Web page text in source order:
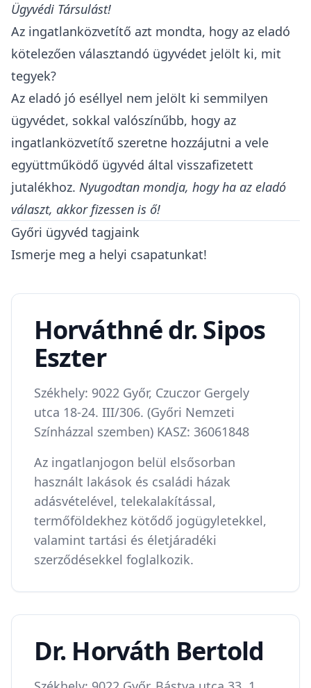
Ügyvédi Társulást!
Az ingatlanközvetítő azt mondta, hogy az eladó
kötelezően választandó ügyvédet jelölt ki, mit
tegyek?
Az eladó jó eséllyel nem jelölt ki semmilyen
ügyvédet, sokkal valószínűbb, hogy az
ingatlanközvetítő szeretne hozzájutni a vele
együttműködő ügyvéd által visszafizetett
jutalékhoz. Nyugodtan mondja, hogy ha az eladó
választ, akkor fizessen is ő!
Győri ügyvéd tagjaink
Ismerje meg a helyi csapatunkat!
Horváthné dr. Sipos
Eszter
Székhely: 9022 Győr, Czuczor Gergely
utca 18-24. III/306. (Győri Nemzeti
Színházzal szemben) KASZ: 36061848
Az ingatlanjogon belül elsősorban
használt lakások és családi házak
adásvételével, telekalakítással,
termőföldekhez kötődő jogügyletekkel,
valamint tartási és életjáradéki
szerződésekkel foglalkozik.
Dr. Horváth Bertold